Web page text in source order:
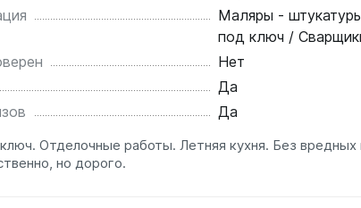
Маляры -
под ключ /
Нет
Да
Да
Отделочные работы. Летняя кухня. Без
но дорого.